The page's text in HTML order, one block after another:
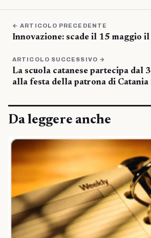
← ARTICOLO PRECEDENTE
Innovazione: scade il 15 maggio
ARTICOLO SUCCESSIVO →
La scuola catanese partecipa dal
alla festa della patrona di Catania
Da leggere anche